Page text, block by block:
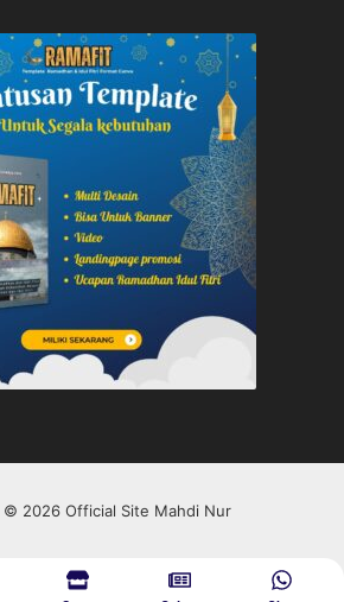
2026 Official Site Mahdi Nur